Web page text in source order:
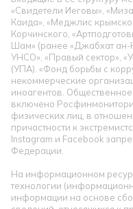
«Свидетели Иеговы»,
Каида», «Меджлис
Корчинского,
Шам» (ранее «Джабхат ан-
УНСО», «Правый сектор»,
(УПА). «Фонд борьбы с
некоммерческие
иноагентов.
включено
физических лиц, в
причастности к
Instagram и Facebook
Федерации.
На информационном
технологии
информации на основе